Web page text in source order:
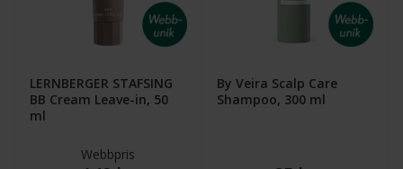
LERNBERGER STAFSING
BB Cream Leave-in, 50
ml
Webbpris
By Veira Scalp Care
Shampoo, 300 ml